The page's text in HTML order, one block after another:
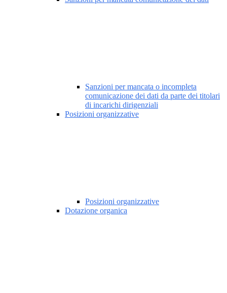
Sanzioni per mancata o incompleta
comunicazione dei dati da parte dei titolari
di incarichi dirigenziali
Posizioni organizzative
Posizioni organizzative
Dotazione organica